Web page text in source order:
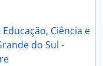
Ciência e
do Sul -